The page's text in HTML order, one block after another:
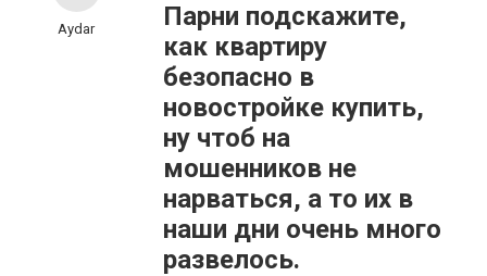
Aydar
Парни подскажите,
как квартиру
безопасно в
новостройке купить,
ну чтоб на
мошенников не
нарваться, а то их в
наши дни очень много
развелось.